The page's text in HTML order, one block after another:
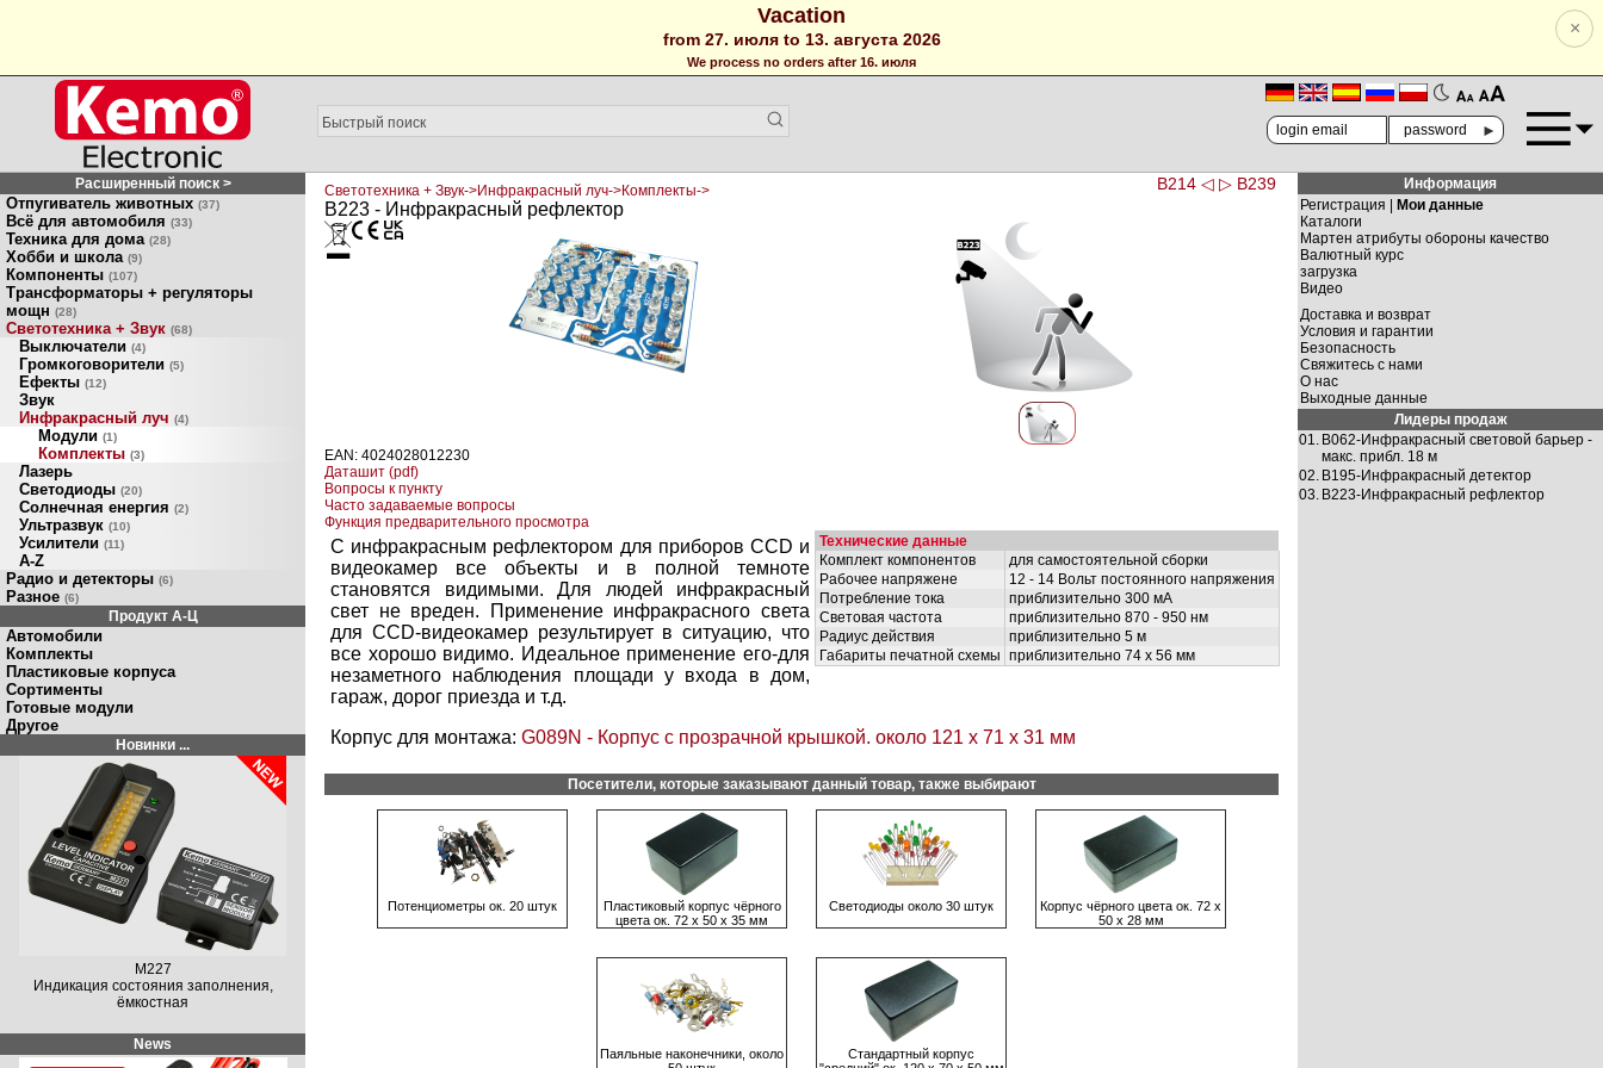
Vacation
from 27. июля to 13. августа 2026
We process no orders after 16. июля
×
🗛 🗚
►
Расширенный поиск >
Отпугиватель животных (37)
Всё для автомобиля (33)
Техника для дома (28)
Хобби и школа (9)
Компоненты (107)
Трансформаторы + регуляторы
мощн (28)
Светотехника + Звук (68)
Выключатели (4)
Громкоговорители (5)
Ефекты (12)
Звук
Инфракрасный луч (4)
Модули (1)
Комплекты (3)
Лазерь
Светодиоды (20)
Солнечная енергия (2)
Ультразвук (10)
Усилители (11)
A-Z
Радио и детекторы (6)
Разное (6)
Продукт A-Ц
Автомобили
Комплекты
Пластиковые корпуса
Сортименты
Готовые модули
Другое
Новинки ...
M227
Индикация состояния заполнения,
ёмкостная
News
B214 ◁ ▷ B239
Светотехника + Звук->Инфракрасный луч->Комплекты->
B223 - Инфракрасный рефлектор
EAN: 4024028012230
Даташит (pdf)
Вопросы к пункту
Часто задаваемые вопросы
Функция предварительного просмотра
Технические данные
Комплект компонентов
для самостоятельной сборки
Рабочее напряжене
12 - 14 Вольт постоянного напряжения
Потребление тока
приблизительно 300 мА
Световая частота
приблизительно 870 - 950 нм
Радиус действия
приблизительно 5 м
Габариты печатной схемы приблизительно 74 х 56 мм
С инфракрасным рефлектором для приборов CCD и
видеокамер все объекты и в полной темноте
становятся видимыми. Для людей инфракрасный
свет не вреден. Применение инфракрасного света
для CCD-видеокамер результирует в ситуацию, что
все хорошо видимо. Идеальное применение его-для
незаметного наблюдения площади у входа в дом,
гараж, дорог приезда и т.д.
Корпус для монтажа: G089N - Корпус с прозрачной крышкой. около 121 х 71 х 31 мм
Посетители, которые заказывают данный товар, также выбирают
Потенциометры ок. 20 штук
Пластиковый корпус чёрного
цвета ок. 72 х 50 х 35 мм
Светодиоды около 30 штук
Корпус чёрного цвета ок. 72 х
50 х 28 мм
Паяльные наконечники, около
Стандартный корпус
Информация
Регистрация |
Мои данные
Каталоги
Мартен атрибуты обороны качество
Валютный курс
загрузка
Видео
Доставка и возврат
Условия и гарантии
Безопасность
Свяжитесь с нами
О нас
Выходные данные
Лидеры продаж
01. B062-Инфракрасный световой барьер -
макс. прибл. 18 м
02. B195-Инфракрасный детектор
03. B223-Инфракрасный рефлектор